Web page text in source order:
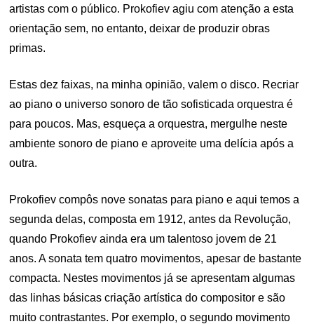
artistas com o público. Prokofiev agiu com atenção a esta
orientação sem, no entanto, deixar de produzir obras
primas.
Estas dez faixas, na minha opinião, valem o disco. Recriar
ao piano o universo sonoro de tão sofisticada orquestra é
para poucos. Mas, esqueça a orquestra, mergulhe neste
ambiente sonoro de piano e aproveite uma delícia após a
outra.
Prokofiev compôs nove sonatas para piano e aqui temos a
segunda delas, composta em 1912, antes da Revolução,
quando Prokofiev ainda era um talentoso jovem de 21
anos. A sonata tem quatro movimentos, apesar de bastante
compacta. Nestes movimentos já se apresentam algumas
das linhas básicas criação artística do compositor e são
muito contrastantes. Por exemplo, o segundo movimento